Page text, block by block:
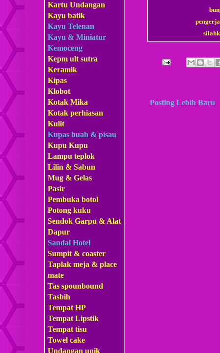
Posting Lebih Baru
Kartu Undangan
Kayu batik
Kayu Telenan
Kayu & Miniatur
Kemoceng
Kepm ult sutra
Keramik
Kipas
Klobot
Kotak Mika
Kotak perhiasan
Kulit
Kupas buah & pisau
Kupu Kupu
Lampu teplok
Lilin & Sabun
Mug & Gelas
Pasir
Pembuka botol
Potong kuku
Sendok Garpu & Alat
Dapur
Sandal Hotel
Sumpit & coaster
Taplak meja & place
mate
Tas spounbound
Tasbih
Tempat HP
Tempat Lipstik
Tempat tisu
Towel cake
Undangan unik